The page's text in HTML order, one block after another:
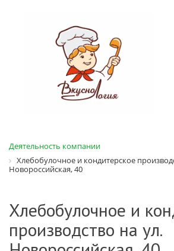
Деятельность компании
Хлебобулочное и кондитерское
Новороссийская, 40
Хлебобулочное и
производство на ул.